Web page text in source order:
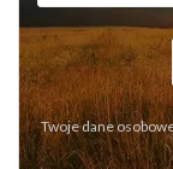
Twoje dane